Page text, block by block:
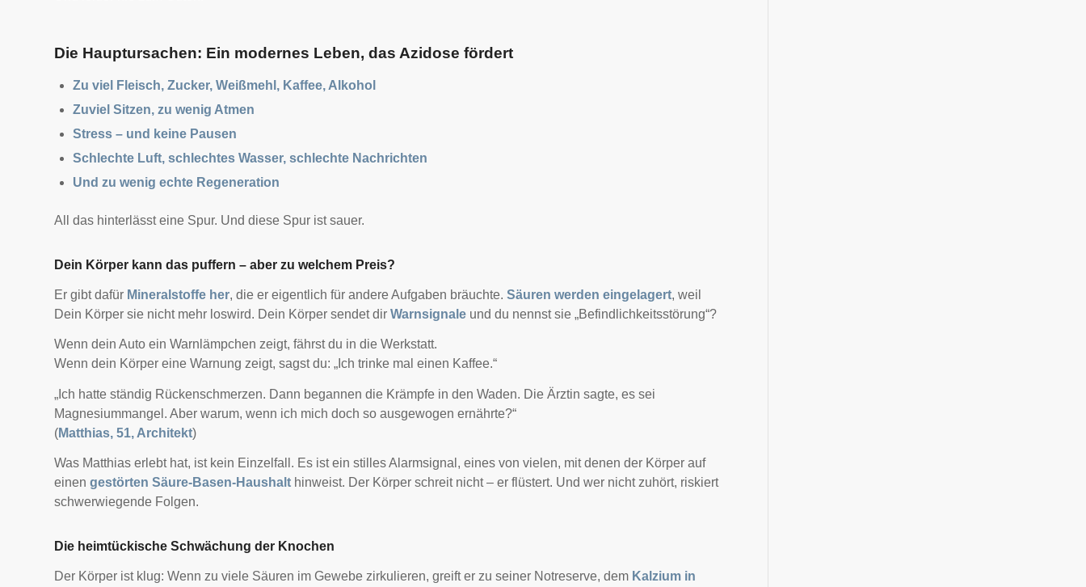
Die Hauptursachen: Ein modernes Leben, das Azidose fördert
Zu viel Fleisch, Zucker, Weißmehl, Kaffee, Alkohol
Zuviel Sitzen, zu wenig Atmen
Stress – und keine Pausen
Schlechte Luft, schlechtes Wasser, schlechte Nachrichten
Und zu wenig echte Regeneration
All das hinterlässt eine Spur. Und diese Spur ist sauer.
Dein Körper kann das puffern – aber zu welchem Preis?
Er gibt dafür Mineralstoffe her, die er eigentlich für andere Aufgaben bräuchte. Säuren werden eingelagert, weil
Dein Körper sie nicht mehr loswird. Dein Körper sendet dir Warnsignale und du nennst sie „Befindlichkeitsstörung“?
Wenn dein Auto ein Warnlämpchen zeigt, fährst du in die Werkstatt.
Wenn dein Körper eine Warnung zeigt, sagst du: „Ich trinke mal einen Kaffee.“
„Ich hatte ständig Rückenschmerzen. Dann begannen die Krämpfe in den Waden. Die Ärztin sagte, es sei
Magnesiummangel. Aber warum, wenn ich mich doch so ausgewogen ernährte?“
(Matthias, 51, Architekt)
Was Matthias erlebt hat, ist kein Einzelfall. Es ist ein stilles Alarmsignal, eines von vielen, mit denen der Körper auf
einen gestörten Säure-Basen-Haushalt hinweist. Der Körper schreit nicht – er flüstert. Und wer nicht zuhört, riskiert
schwerwiegende Folgen.
Die heimtückische Schwächung der Knochen
Der Körper ist klug: Wenn zu viele Säuren im Gewebe zirkulieren, greift er zu seiner Notreserve, dem Kalzium in